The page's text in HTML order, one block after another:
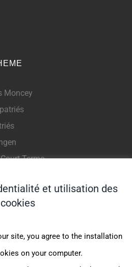
Moncey
Terme
EXPATRIES
et utilisation des
cookies
site, you agree to the installation
on your computer.